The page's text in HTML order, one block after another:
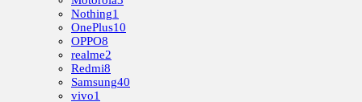
Nothing1
OnePlus10
OPPO8
realme2
Redmi8
Samsung40
vivo1